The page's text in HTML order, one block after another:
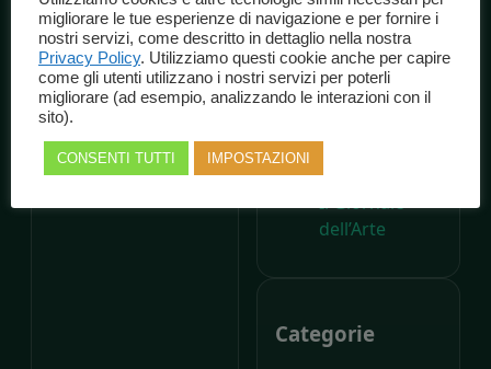
A 200 anni
dalla nascita di
Carlo Collodi,
Il Parco di
settant’anni –
Il Giornale
dell’Arte
Categorie
migliorare le tue esperienze di navigazione e per fornire i
nostri servizi, come descritto in dettaglio nella nostra
Privacy Policy. Utilizziamo questi cookie anche per capire
come gli utenti utilizzano i nostri servizi per poterli
migliorare (ad esempio, analizzando le interazioni con il
sito).
CONSENTI TUTTI IMPOSTAZIONI